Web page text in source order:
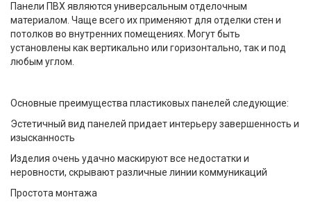
Панели ПВХ являются универсальным отделочным
материалом. Чаще всего их применяют для отделки стен и
потолков во внутренних помещениях. Могут быть
установлены как вертикально или горизонтально, так и под
любым углом.
Основные преимущества пластиковых панелей следующие:
Эстетичный вид панелей придает интерьеру завершенность и
изысканность
Изделия очень удачно маскируют все недостатки и
неровности, скрывают различные линии коммуникаций
Простота монтажа